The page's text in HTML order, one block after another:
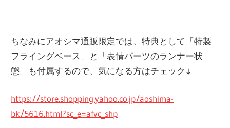
ちなみにアオシマ通販限定では、特典として「特製
フライングベース」と「表情パーツのランナー状
態」も付属するので、気になる方はチェック↓
https://store.shopping.yahoo.co.jp/aoshima-
bk/5616.html?sc_e=afvc_shp